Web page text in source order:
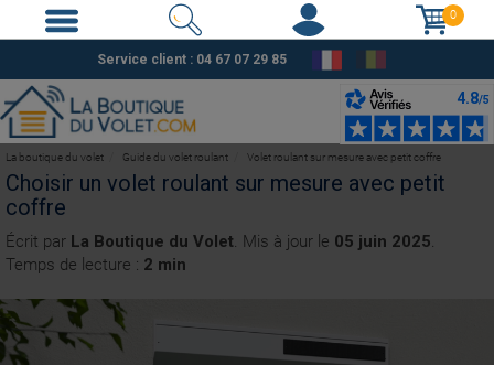
0
Service client : 04 67 07 29 85
Choisir un volet roulant sur mesure avec petit
coffre
Écrit par La Boutique du Volet. Mis à jour le 05 juin 2025.
Temps de lecture : 2 min
La boutique du volet Guide du volet roulant Volet roulant sur mesure avec petit coffre